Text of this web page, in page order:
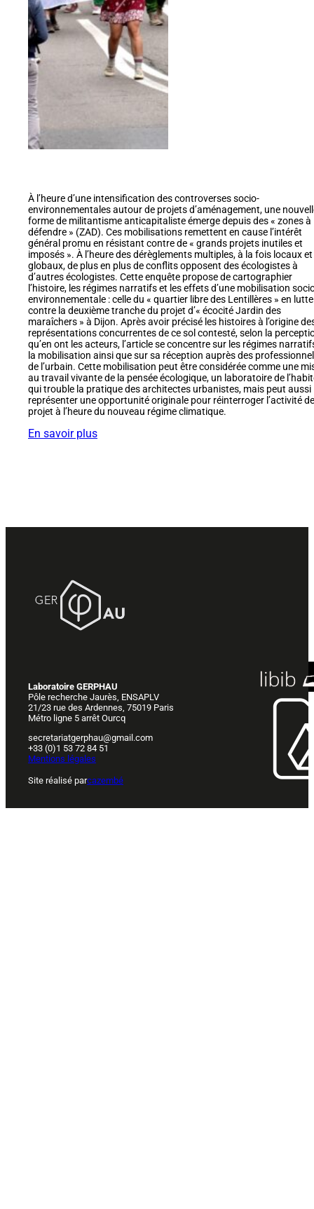
À l’heure d’une intensification des controverses socio-
environnementales autour de projets d’aménagement, une
forme de militantisme anticapitaliste émerge depuis des « zones à
défendre » (ZAD). Ces mobilisations remettent en cause l’intérêt
général promu en résistant contre de « grands projets inutiles et
imposés ». À l’heure des dérèglements multiples, à la fois locaux et
globaux, de plus en plus de conflits opposent des écologistes à
d’autres écologistes. Cette enquête propose de cartographier
l’histoire, les régimes narratifs et les effets d’une mobilisation
environnementale : celle du « quartier libre des Lentillères » en lutte
contre la deuxième tranche du projet d’« écocité Jardin des
maraîchers » à Dijon. Après avoir précisé les histoires à l’origine
représentations concurrentes de ce sol contesté, selon la
qu’en ont les acteurs, l’article se concentre sur les régimes
la mobilisation ainsi que sur sa réception auprès des
de l’urbain. Cette mobilisation peut être considérée comme une
au travail vivante de la pensée écologique, un laboratoire de
qui trouble la pratique des architectes urbanistes, mais peut aussi
représenter une opportunité originale pour réinterroger l’activité de
projet à l’heure du nouveau régime climatique.
En savoir plus
Laboratoire GERPHAU
Pôle recherche Jaurès, ENSAPLV
21/23 rue des Ardennes, 75019 Paris
Métro ligne 5 arrêt Ourcq
secretariatgerphau@gmail.com
+33 (0)1 53 72 84 51
Mentions légales
Site réalisé parcazembé